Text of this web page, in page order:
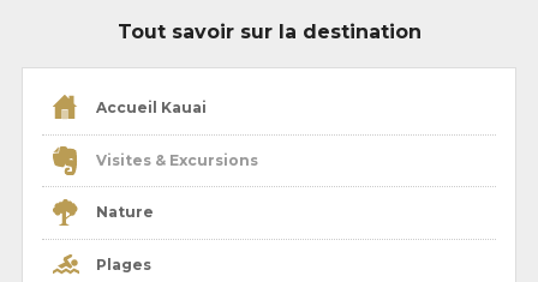
Tout savoir sur la destination
Accueil Kauai
Visites & Excursions
Nature
Plages